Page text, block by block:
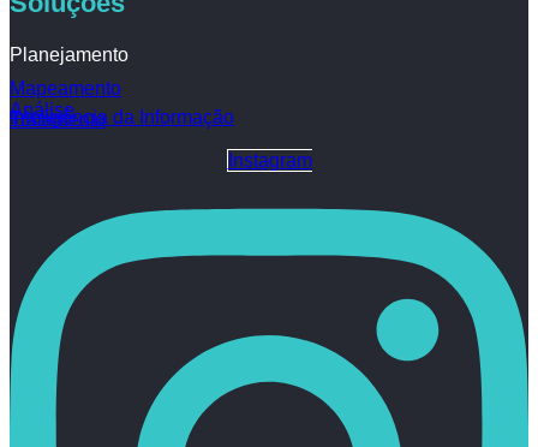
Planejamento
Mapeamento
Análise
Tratamento
Inteligência da Informação
Instagram